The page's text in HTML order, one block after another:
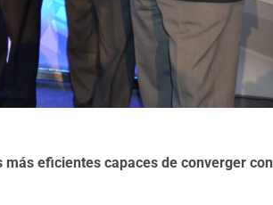
eficientes capaces de converger con